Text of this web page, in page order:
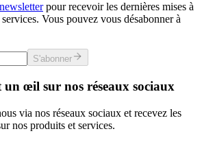
pour recevoir les dernières mises à
Vous pouvez vous désabonner à
S'abonner
un œil sur nos réseaux sociaux
via nos réseaux sociaux et recevez les
nos produits et services.